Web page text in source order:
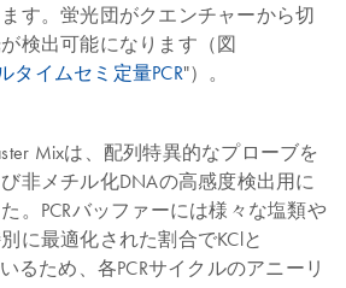
す。蛍光団がクエンチャーから切
検出可能になります（図
タイムセミ定量PCR"）。
Mixは、配列特異的なプローブを
非メチル化DNAの高感度検出用に
。PCRバッファーには様々な塩類や
に最適化された割合でKClと
るため、各PCRサイクルのアニーリ